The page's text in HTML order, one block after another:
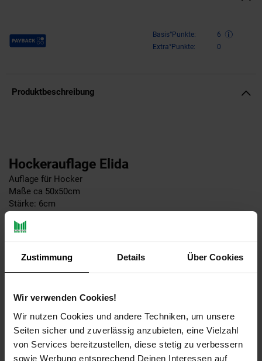
Zustimmung Details Über Cookies
Wir verwenden Cookies!
Wir nutzen Cookies und andere Techniken, um unsere
Seiten sicher und zuverlässig anzubieten, eine Vielzahl
von Services bereitzustellen, diese stetig zu verbessern
sowie Werbung entsprechend Deinen Interessen auf
Payback Punkte Basis°Punkte:
6
Extra°Punkte:
0
Produktbeschreibung
Hockerauflage Elida
Auflage für Hocker
Maße ca 50x50cm
Stärke: 6cm
Bezug: 50% Polyster, 50% Baumwolle
Design: Elida
inkl. Bindeband
Auflage für Relaxliege
Stärke: 6cm
Füllung: Schaum / Vlies
Bezug: 50% Polyster, 50% Baumwolle
Design: Elida